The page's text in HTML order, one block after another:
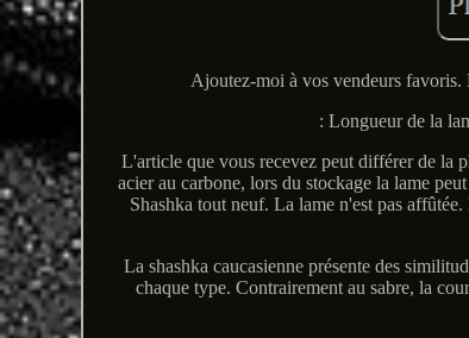
Ajoutez-moi à vos vendeurs
: Longueur de la
L'article que vous recevez peut différer de la
acier au carbone, lors du stockage la lame
Shashka tout neuf. La lame n'est pas
La shashka caucasienne présente des
chaque type. Contrairement au sabre, la